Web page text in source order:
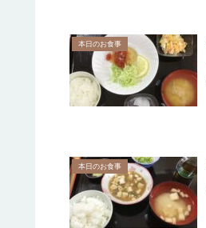
本日のお食事
本日のお食事